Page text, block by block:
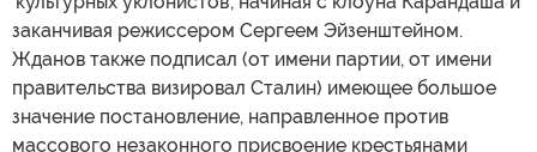
заканчивая режиссером Сергеем Эйзенштейном.
Жданов также подписал (от имени партии, от имени
правительства визировал Сталин) имеющее большое
значение постановление, направленное против
массового незаконного присвоение крестьянами